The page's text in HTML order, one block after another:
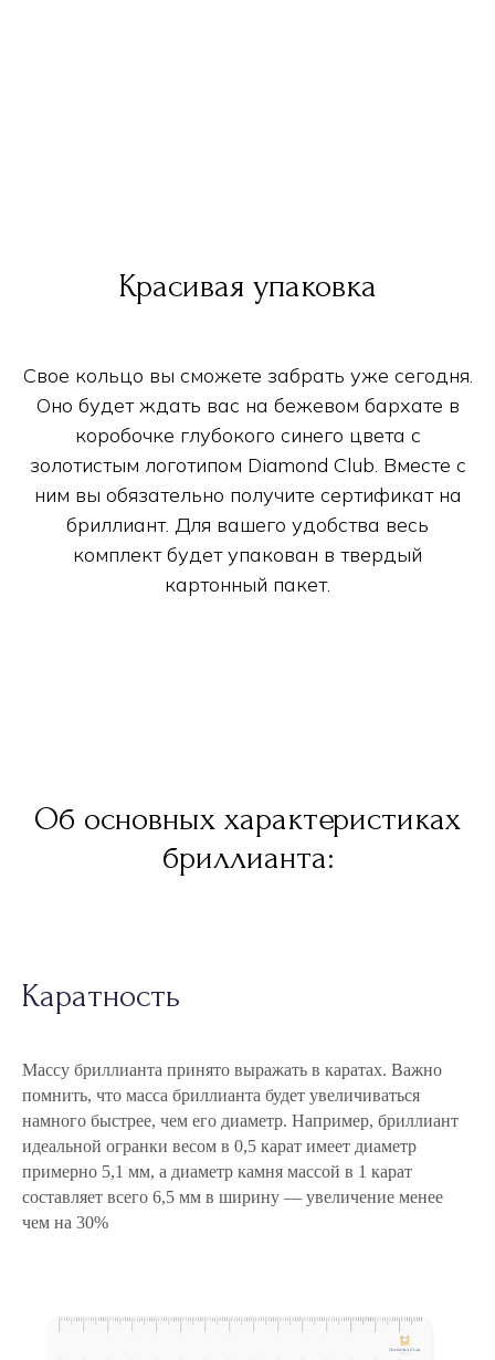
Красивая упаковка
Свое кольцо вы сможете забрать уже сегодня.
Оно будет ждать вас на бежевом бархате в
коробочке глубокого синего цвета с
золотистым логотипом Diamond Club. Вместе с
ним вы обязательно получите сертификат на
бриллиант. Для вашего удобства весь
комплект будет упакован в твердый
картонный пакет.
Об основных характеристиках
бриллианта:
Каратность